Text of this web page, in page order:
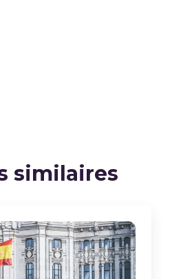
similaires